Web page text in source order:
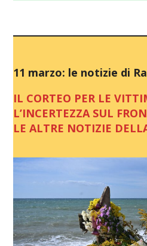
11 marzo: le notizie di
IL CORTEO PER LE
L’INCERTEZZA SUL
LE ALTRE NOTIZIE